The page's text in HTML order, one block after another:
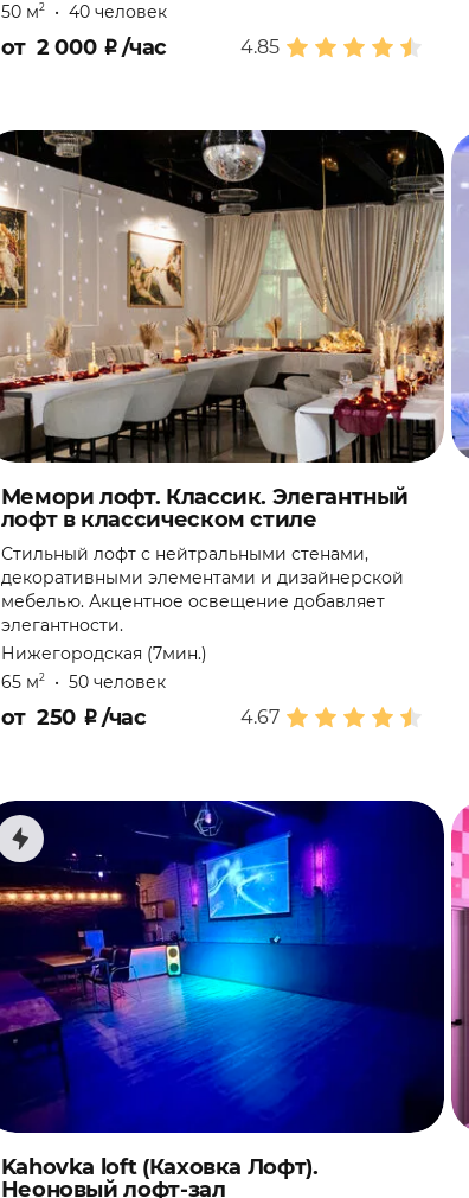
50 м2• 40 человек
4.85
от2 000 ₽/час
Мемори лофт. Классик. Элегантный
лофт в классическом стиле
Стильный лофт с нейтральными стенами,
декоративными элементами и дизайнерской
мебелью. Акцентное освещение добавляет
элегантности.
Нижегородская (7мин.)
65 м2• 50 человек
4.67
от250 ₽/час
Kahovka loft (Каховка Лофт).
Неоновый лофт-зал